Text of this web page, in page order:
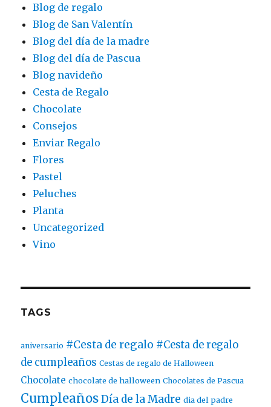
Blog de regalo
Blog de San Valentín
Blog del día de la madre
Blog del día de Pascua
Blog navideño
Cesta de Regalo
Chocolate
Consejos
Enviar Regalo
Flores
Pastel
Peluches
Planta
Uncategorized
Vino
TAGS
aniversario #Cesta de regalo #Cesta de regalo
de cumpleaños Cestas de regalo de Halloween
Chocolate chocolate de halloween Chocolates de Pascua
Cumpleaños Día de la Madre dia del padre